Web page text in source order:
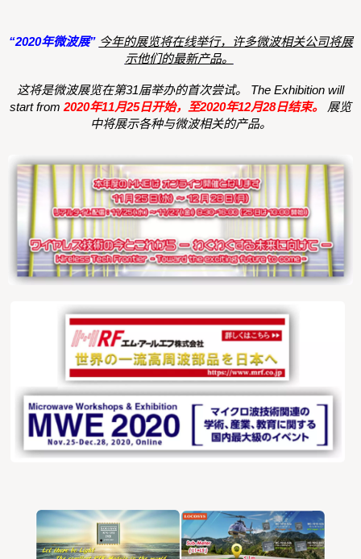
“2020年微波展” 今年的展览将在线举行，许多微波相关公司将展
示他们的最新产品。
这将是微波展览在第31届举办的首次尝试。 The Exhibition will
start from 2020年11月25日开始，至2020年12月28日结束。
展览
中将展示各种与微波相关的产品。